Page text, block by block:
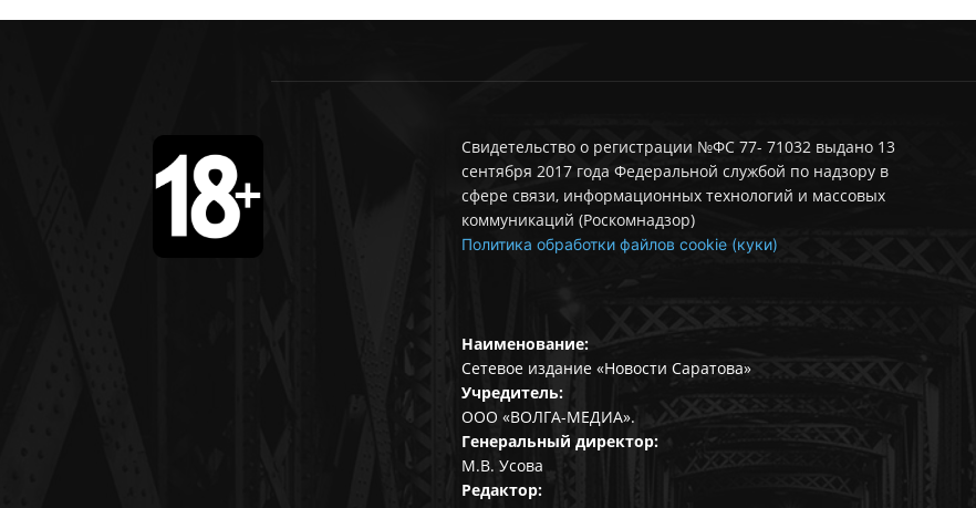
Свидетельство о регистрации №ФС 77- 71032 выдано 13
сентября 2017 года Федеральной службой по надзору в
сфере связи, информационных технологий и массовых
коммуникаций (Роскомнадзор)
Политика обработки файлов cookie (куки)
Наименование:
Сетевое издание «Новости Саратова»
Учредитель:
ООО «ВОЛГА-МЕДИА».
Генеральный директор:
М.В. Усова
Редактор: